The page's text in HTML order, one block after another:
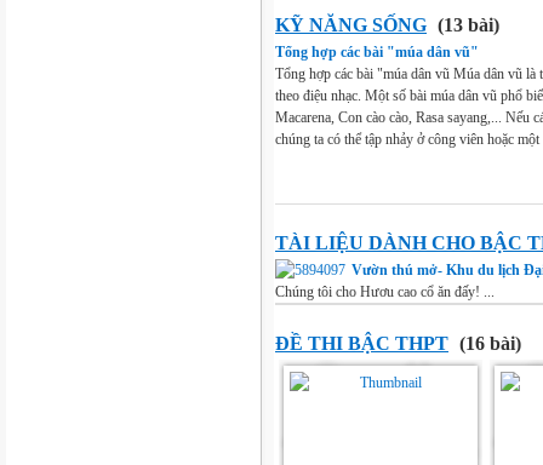
KỸ NĂNG SỐNG (13 bài)
Tổng hợp các bài "múa dân vũ"
Tổng hợp các bài "múa dân vũ Múa dân vũ là
theo điệu nhạc. Một số bài múa dân vũ phổ
Macarena, Con cào cào, Rasa sayang,... Nếu
chúng ta có thể tập nhảy ở công viên hoặc
TÀI LIỆU DÀNH CHO BẬC
Vườn thú mở- Khu du lịch
Chúng tôi cho Hươu cao cổ ăn đấy! ...
ĐỀ THI BẬC THPT (16 bài)